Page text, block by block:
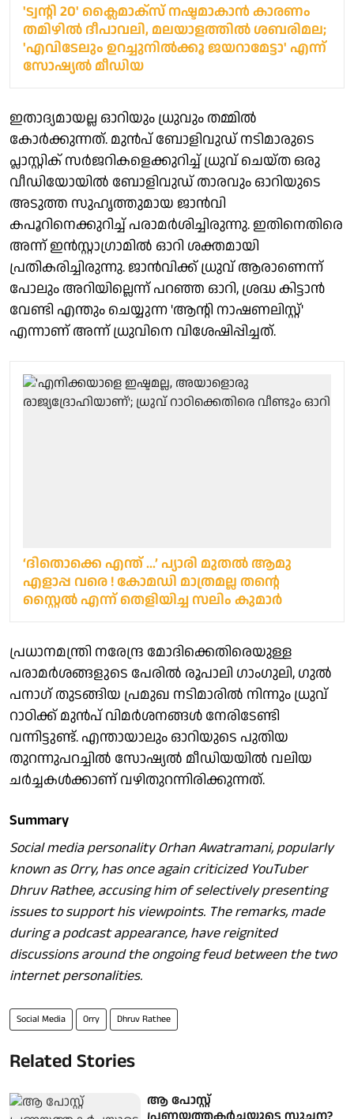
'ട്വന്റി 20' ക്ലൈമാക്‌സ് നഷ്ടമാകാൻ കാരണം
തമിഴിൽ ദീപാവലി, മലയാളത്തിൽ ശബരിമല;
'എവിടേലും ഉറച്ചുനിൽക്കൂ ജയറാമേട്ടാ' എന്ന്
സോഷ്യൽ മീഡിയ
ഇതാദ്യമായല്ല ഓറിയും ധ്രുവും തമ്മിൽ
കോർക്കുന്നത്. മുൻപ് ബോളിവുഡ് നടിമാരുടെ
പ്ലാസ്റ്റിക് സർജറികളെക്കുറിച്ച് ധ്രുവ് ചെയ്ത ഒരു
വീഡിയോയിൽ ബോളിവുഡ് താരവും ഓറിയുടെ
അടുത്ത സുഹൃത്തുമായ ജാൻവി
കപൂറിനെക്കുറിച്ച് പരാമർശിച്ചിരുന്നു. ഇതിനെതിരെ
അന്ന് ഇൻസ്റ്റാഗ്രാമിൽ ഓറി ശക്തമായി
പ്രതികരിച്ചിരുന്നു. ജാൻവിക്ക് ധ്രുവ് ആരാണെന്ന്
പോലും അറിയില്ലെന്ന് പറഞ്ഞ ഓറി, ശ്രദ്ധ കിട്ടാൻ
വേണ്ടി എന്തും ചെയ്യുന്ന 'ആന്റി നാഷണലിസ്റ്റ്'
എന്നാണ് അന്ന് ധ്രുവിനെ വിശേഷിപ്പിച്ചത്.
‘ദിതൊക്കെ എന്ത്‌ ...’ പ്യാരി മുതൽ ആമു
എളാപ്പ വരെ ! കോമഡി മാത്രമല്ല തന്റെ
സ്റ്റൈൽ എന്ന് തെളിയിച്ച സലിം കുമാർ
പ്രധാനമന്ത്രി നരേന്ദ്ര മോദിക്കെതിരെയുള്ള
പരാമർശങ്ങളുടെ പേരിൽ രൂപാലി ഗാംഗുലി, ഗുൽ
പനാഗ് തുടങ്ങിയ പ്രമുഖ നടിമാരിൽ നിന്നും ധ്രുവ്
റാഠിക്ക് മുൻപ് വിമർശനങ്ങൾ നേരിടേണ്ടി
വന്നിട്ടുണ്ട്. എന്തായാലും ഓറിയുടെ പുതിയ
തുറന്നുപറച്ചിൽ സോഷ്യൽ മീഡിയയിൽ വലിയ
ചർച്ചകൾക്കാണ് വഴിതുറന്നിരിക്കുന്നത്.
Summary
Social media personality Orhan Awatramani, popularly
known as Orry, has once again criticized YouTuber
Dhruv Rathee, accusing him of selectively presenting
issues to support his viewpoints. The remarks, made
during a podcast appearance, have reignited
discussions around the ongoing feud between the two
internet personalities.
Social Media Orry Dhruv Rathee
Related Stories
ആ പോസ്റ്റ്